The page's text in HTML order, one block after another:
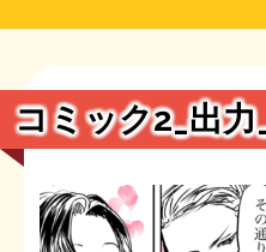
もっと知りたい方へ
旧・財源研究室について
コミック2_出力